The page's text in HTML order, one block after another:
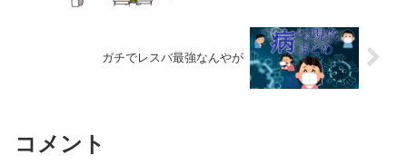
ガチでレスバ最強なんやが
コメント